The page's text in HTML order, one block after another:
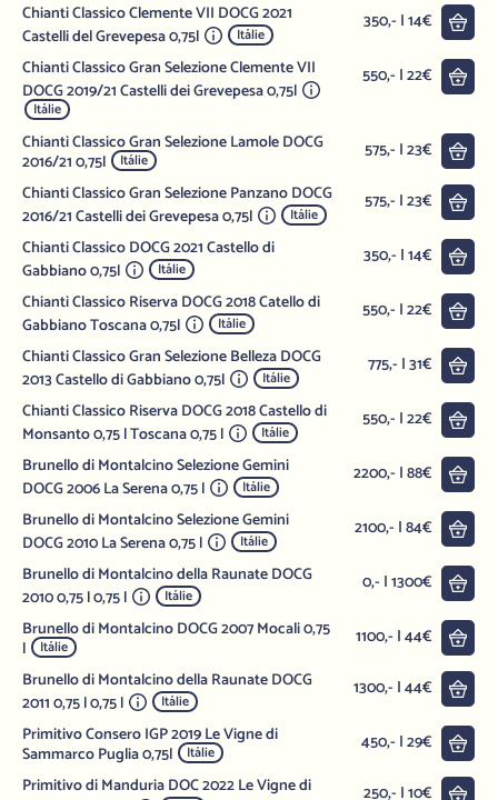
Chianti Classico Clemente VII DOCG 2021
Castelli del Grevepesa 0,75l
Itálie
350,- | 14€
Chianti Classico Gran Selezione Clemente VII
DOCG 2019/21 Castelli dei Grevepesa 0,75l
Itálie
550,- | 22€
Chianti Classico Gran Selezione Lamole DOCG
2016/21 0,75l Itálie 575,- | 23€
Chianti Classico Gran Selezione Panzano DOCG
2016/21 Castelli dei Grevepesa 0,75l
Itálie
575,- | 23€
Chianti Classico DOCG 2021 Castello di
Gabbiano 0,75l
Itálie
350,- | 14€
Chianti Classico Riserva DOCG 2018 Catello di
Gabbiano Toscana 0,75l
Itálie
550,- | 22€
Chianti Classico Gran Selezione Belleza DOCG
2013 Castello di Gabbiano 0,75l
Itálie
775,- | 31€
Chianti Classico Riserva DOCG 2018 Castello di
Monsanto 0,75 l Toscana 0,75 l
Itálie
550,- | 22€
Brunello di Montalcino Selezione Gemini
DOCG 2006 La Serena 0,75 l
Itálie
2200,- | 88€
Brunello di Montalcino Selezione Gemini
DOCG 2010 La Serena 0,75 l
Itálie
2100,- | 84€
Brunello di Montalcino della Raunate DOCG
2010 0,75 l 0,75 l
Itálie
0,- | 1300€
Brunello di Montalcino DOCG 2007 Mocali 0,75
l Itálie 1100,- | 44€
Brunello di Montalcino della Raunate DOCG
2011 0,75 l 0,75 l
Itálie
1300,- | 44€
Primitivo Consero IGP 2019 Le Vigne di
Sammarco Puglia 0,75l Itálie 450,- | 29€
Primitivo di Manduria DOC 2022 Le Vigne di
250,- | 10€